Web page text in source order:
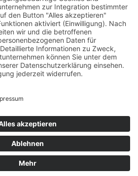
unserer Geschäftszeiten nur
e.V. 2019 | Webdesign